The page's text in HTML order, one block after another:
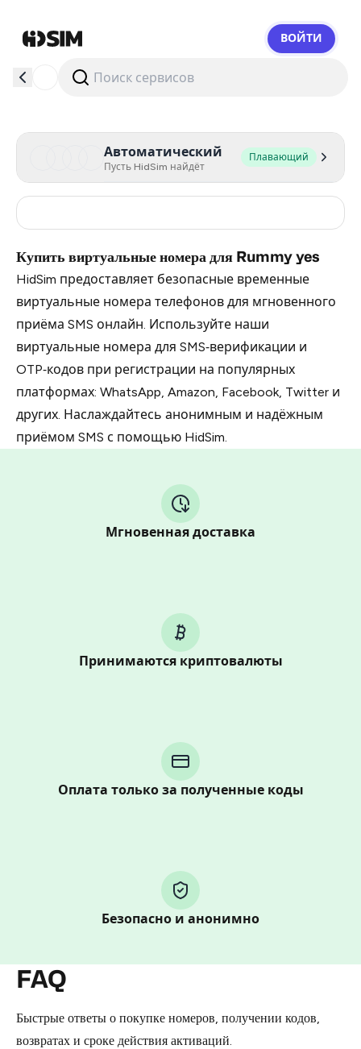
ВОЙТИ
Автоматический
Пусть HidSim найдёт
Плавающий
Купить виртуальные номера для Rummy yes
HidSim предоставляет безопасные временные
виртуальные номера телефонов для мгновенного
приёма SMS онлайн. Используйте наши
виртуальные номера для SMS‑верификации и
OTP‑кодов при регистрации на популярных
платформах: WhatsApp, Amazon, Facebook, Twitter и
других. Наслаждайтесь анонимным и надёжным
приёмом SMS с помощью HidSim.
Мгновенная доставка
Принимаются криптовалюты
Оплата только за полученные коды
Безопасно и анонимно
FAQ
Быстрые ответы о покупке номеров, получении кодов,
возвратах и сроке действия активаций.
You purchase Stars via the official
Telegram using your card (or Google Pay, Apple Pay, or
Step 1: Create the order on HidSim